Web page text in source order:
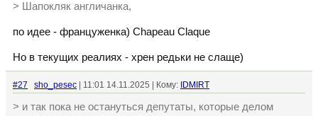
> Шапокляк англичанка,
по идее - француженка) Chapeau Claque
Но в текущих реалиях - хрен редьки не слаще)
#27 sho_pesec | 11:01 14.11.2025 | Кому: IDMIRT
> и так пока не остануться депутаты, которые делом